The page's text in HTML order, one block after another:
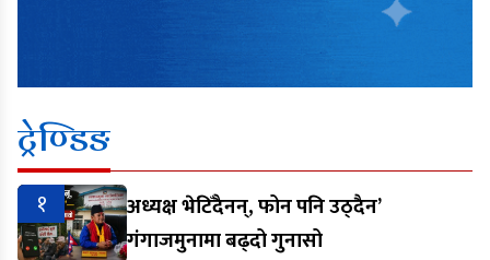
ट्रेण्डिङ
१
अध्यक्ष भेटिँदैनन्, फोन पनि उठ्दैन’
गंगाजमुनामा बढ्दो गुनासो